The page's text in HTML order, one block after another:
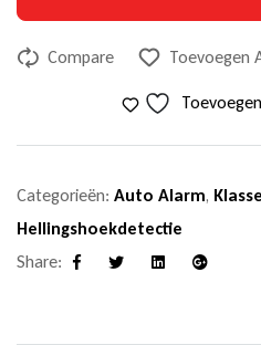
Compare Toevoegen
Categorieën: Auto Alarm,
Hellingshoekdetectie
Share: